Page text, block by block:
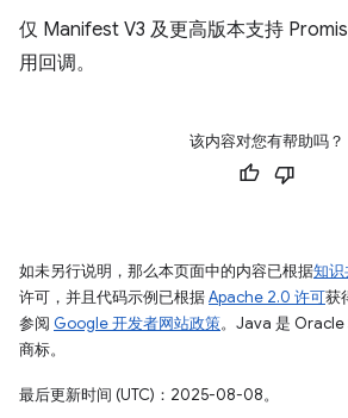
仅 Manifest V3 及更高版本支持
用回调。
该内容对您有帮助吗？
如未另行说明，那么本页面中的内容已根据知
许可，并且代码示例已根据Apache 2.0 许可获
参阅 Google 开发者网站政策。Java 是 Oracle
商标。
最后更新时间 (UTC)：2025-08-08。